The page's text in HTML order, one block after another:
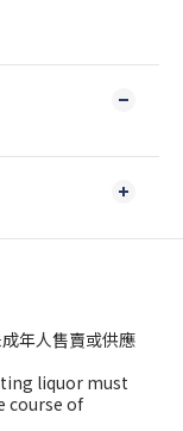
年人售賣或供應
liquor must
course of